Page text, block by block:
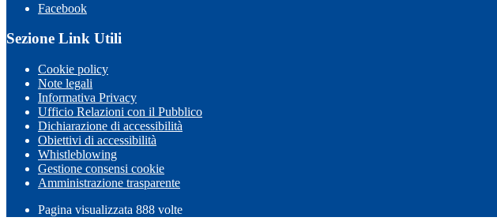
Facebook
Sezione Link Utili
Cookie policy
Note legali
Informativa Privacy
Ufficio Relazioni con il Pubblico
Dichiarazione di accessibilità
Obiettivi di accessibilità
Whistleblowing
Gestione consensi cookie
Amministrazione trasparente
Pagina visualizzata 888 volte